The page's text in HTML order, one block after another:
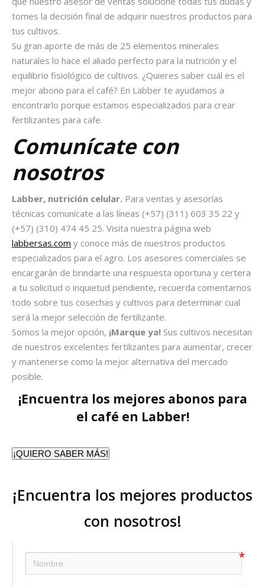
tomes la decisión final de adquirir nuestros productos para
tus cultivos.
Su gran aporte de más de 25 elementos minerales
naturales lo hace el aliado perfecto para la nutrición y el
equilibrio fisiológico de cultivos. ¿Quieres saber cuál es el
mejor abono para el café? En Labber te ayudamos a
encontrarlo porque estamos especializados para crear
fertilizantes para cafe.
Comunícate con
nosotros
Labber, nutrición celular. Para ventas y asesorías
técnicas comunícate a las líneas (+57) (311) 603 35 22 y
(+57) (310) 474 45 25. Visita nuestra página web
labbersas.com y conoce más de nuestros productos
especializados para el agro. Los asesores comerciales se
encargarán de brindarte una respuesta oportuna y certera
a tu solicitud o inquietud pendiente, recuerda comentarnos
todo sobre tus cosechas y cultivos para determinar cual
será la mejor selección de fertilizante.
Somos la mejor opción, ¡Marque ya! Sus cultivos necesitan
de nuestros excelentes fertilizantes para aumentar, crecer
y mantenerse como la mejor alternativa del mercado
posible.
¡Encuentra los mejores abonos para
el café en Labber!
¡QUIERO SABER MÁS!
¡Encuentra los mejores productos
con nosotros!